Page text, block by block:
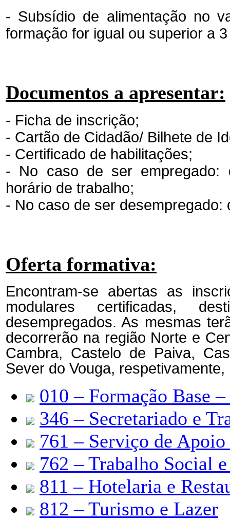
- Subsídio de alimentação no
formação for igual ou superior a
Documentos a apresentar:
- Ficha de inscrição;
- Cartão de Cidadão/ Bilhete de
- Certificado de habilitações;
- No caso de ser empregado:
horário de trabalho;
- No caso de ser desempregado:
Oferta formativa:
Encontram-se abertas as
modulares certificadas,
desempregados. As mesmas
decorrerão na região Norte e
Cambra, Castelo de Paiva,
Sever do Vouga,
010 – Formação Base
346 – Secretariado e
761 – Serviço de Apoio
762 – Trabalho Social
811 – Hotelaria e
812 – Turismo e Lazer